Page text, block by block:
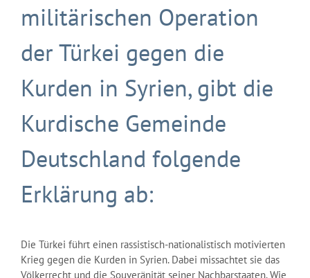
militärischen Operation
der Türkei gegen die
Kurden in Syrien, gibt die
Kurdische Gemeinde
Deutschland folgende
Erklärung ab:
Die Türkei führt einen rassistisch-nationalistisch motivierten
Krieg gegen die Kurden in Syrien. Dabei missachtet sie das
Völkerrecht und die Souveränität seiner Nachbarstaaten. Wie